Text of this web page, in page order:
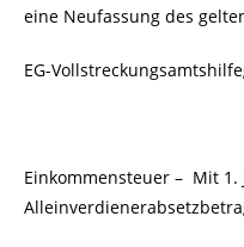
eine Neufassung des
EG-
Einkommensteuer – Mit 1.